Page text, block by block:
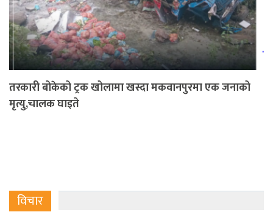
तरकारी बोकेको ट्रक खोलामा खस्दा मकवानपुरमा एक जनाको
मृत्यु,चालक घाइते
विचार